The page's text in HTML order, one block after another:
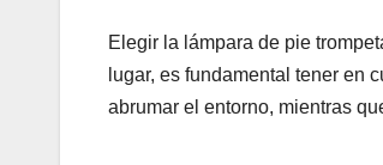
Elegir la lámpara de pie
lugar, es fundamental tener en
abrumar el entorno, mientras